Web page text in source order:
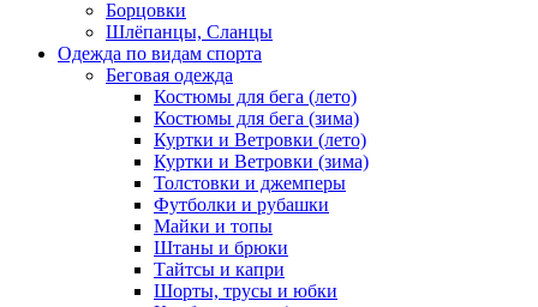
Борцовки
Шлёпанцы, Сланцы
Одежда по видам спорта
Беговая одежда
Костюмы для бега (лето)
Костюмы для бега (зима)
Куртки и Ветровки (лето)
Куртки и Ветровки (зима)
Толстовки и джемперы
Футболки и рубашки
Майки и топы
Штаны и брюки
Тайтсы и капри
Шорты, трусы и юбки